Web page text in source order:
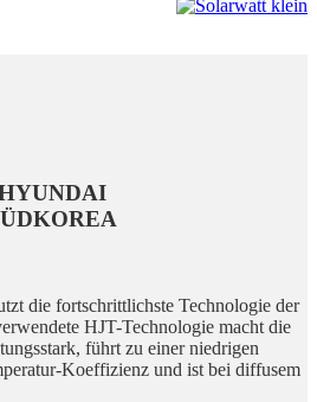
die fortschrittlichste Technologie der
HJT-Technologie macht die
führt zu einer niedrigen
Koeffizienz und ist bei diffusem